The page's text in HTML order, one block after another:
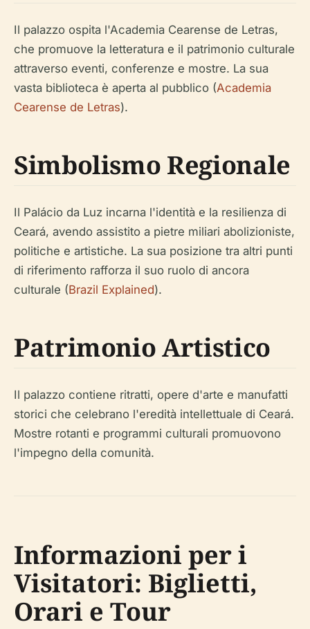
Il palazzo ospita l'Academia Cearense de Letras,
che promuove la letteratura e il patrimonio culturale
attraverso eventi, conferenze e mostre. La sua
vasta biblioteca è aperta al pubblico (Academia
Cearense de Letras).
Simbolismo Regionale
Il Palácio da Luz incarna l'identità e la resilienza di
Ceará, avendo assistito a pietre miliari abolizioniste,
politiche e artistiche. La sua posizione tra altri punti
di riferimento rafforza il suo ruolo di ancora
culturale (Brazil Explained).
Patrimonio Artistico
Il palazzo contiene ritratti, opere d'arte e manufatti
storici che celebrano l'eredità intellettuale di Ceará.
Mostre rotanti e programmi culturali promuovono
l'impegno della comunità.
Informazioni per i
Visitatori: Biglietti,
Orari e Tour